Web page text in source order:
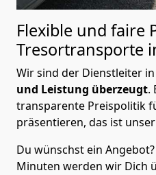
Flexible und faire
Tresortransporte
Wir sind der Dienstleiter
und Leistung überzeugt.
transparente Preispolitik
präsentieren, das ist
Du wünschst ein
Minuten werden wir Dich